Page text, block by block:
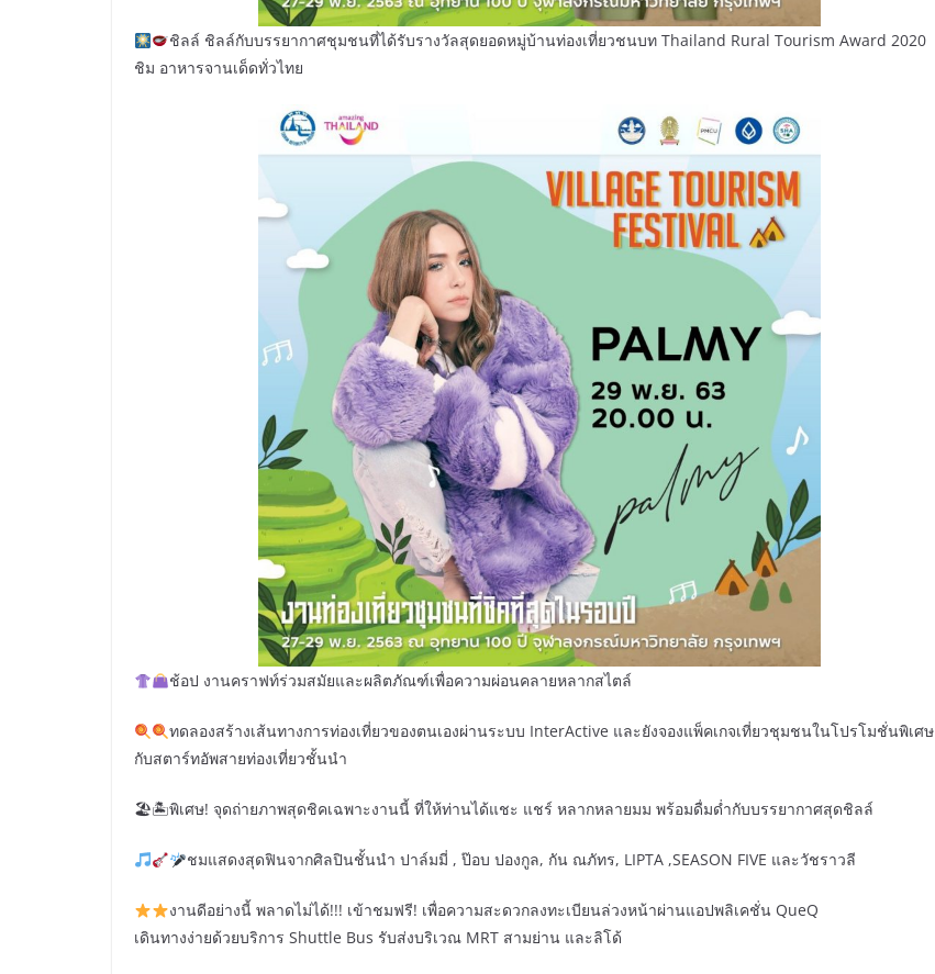
ชิลล์ ชิลล์กับบรรยากาศชุมชนที่ได้รับรางวัลสุดยอดหมู่บ้านท่องเที่ยวชนบท Thailand Rural Tourism Award 2020
ชิม อาหารจานเด็ดทั่วไทย
ช้อป งานคราฟท์ร่วมสมัยและผลิตภัณฑ์เพื่อความผ่อนคลายหลากสไตล์
ทดลองสร้างเส้นทางการท่องเที่ยวของตนเองผ่านระบบ InterActive และยังจองแพ็คเกจเที่ยวชุมชนในโปรโมชั่นพิเศษ
กับสตาร์ทอัพสายท่องเที่ยวชั้นนำ
🏖🏝พิเศษ! จุดถ่ายภาพสุดชิคเฉพาะงานนี้ ที่ให้ท่านได้แชะ แชร์ หลากหลายมม พร้อมดื่มด่ำกับบรรยากาศสุดชิลล์
ชมแสดงสุดฟินจากศิลปินชั้นนำ ปาล์มมี่ , ป๊อบ ปองกูล, กัน ณภัทร, LIPTA ,SEASON FIVE และวัชราวลี
งานดีอย่างนี้ พลาดไม่ได้!!! เข้าชมฟรี! เพื่อความสะดวกลงทะเบียนล่วงหน้าผ่านแอปพลิเคชั่น QueQ
เดินทางง่ายด้วยบริการ Shuttle Bus รับส่งบริเวณ MRT สามย่าน​ และลิโด้